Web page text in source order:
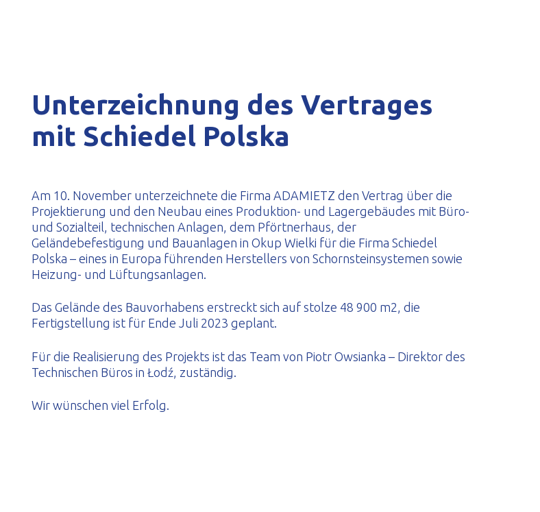
Unterzeichnung des Vertrages
mit Schiedel Polska
Am 10. November unterzeichnete die Firma ADAMIETZ den Vertrag über die
Projektierung und den Neubau eines Produktion- und Lagergebäudes mit Büro-
und Sozialteil, technischen Anlagen, dem Pförtnerhaus, der
Geländebefestigung und Bauanlagen in Okup Wielki für die Firma Schiedel
Polska – eines in Europa führenden Herstellers von Schornsteinsystemen sowie
Heizung- und Lüftungsanlagen.
Das Gelände des Bauvorhabens erstreckt sich auf stolze 48 900 m2, die
Fertigstellung ist für Ende Juli 2023 geplant.
Für die Realisierung des Projekts ist das Team von Piotr Owsianka – Direktor des
Technischen Büros in Łodź, zuständig.
Wir wünschen viel Erfolg.